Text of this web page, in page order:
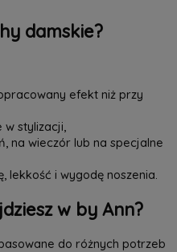
damskie?
efekt niż przy
w stylizacji,
na wieczór lub na specjalne
lekkość i wygodę noszenia.
w by Ann?
do różnych potrzeb